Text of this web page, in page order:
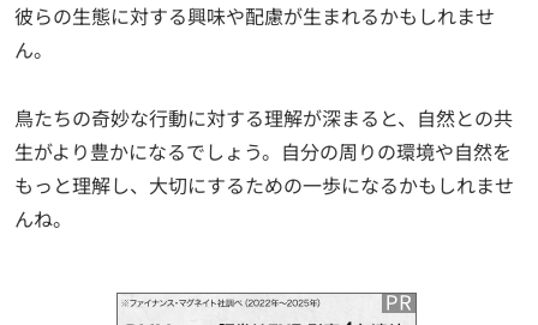
彼らの生態に対する興味や配慮が生まれるかもしれませ
ん。
鳥たちの奇妙な行動に対する理解が深まると、自然との共
生がより豊かになるでしょう。自分の周りの環境や自然を
もっと理解し、大切にするための一歩になるかもしれませ
んね。